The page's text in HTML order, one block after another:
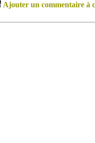
Ajouter un commentaire à